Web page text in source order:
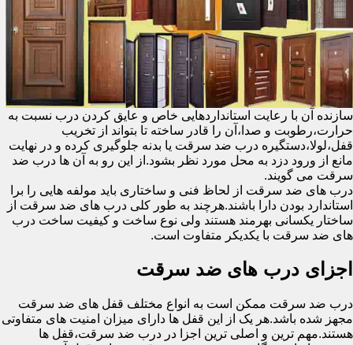
سازنده آن با رعایت استانداردهایی خاص و عایق کردن درب نسبت به
حرارت،رطوبت و صدا،آن را قادر ساخته تا بتواند از تخریب
قفل،لولا،دستگیره درب ضد سرقت یا بدنه جلوگیری کرده و در نهایت
مانع از ورود دزد به محل مورد نظر بشود.از این رو به آن ها درب ضد
سرقت می گویند.
درب های ضد سرقت از لحاظ فنی و ساختاری باید مولفه هایی را برا
استاندارد بودن دارا باشند.هرچند به طور کلی درب های ضد سرقت از
ساختار یکسانی بهرمند هستند ولی نوع ساخت و کیفیت ساخت درب
های ضد سرقت با یکدیکر متفاوت است.
اجزای درب های ضد سرقت
درب ضد سرقت ممکن است به انواع مختلف قفل های ضد سرقت
مجهز شده باشد.هر یک از این قفل ها دارای میزان امنیت های متفاوتی
هستند.مهم ترین و اصلی ترین اجزا در درب ضد سرقت،قفل ها